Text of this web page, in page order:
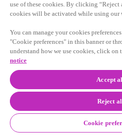
第III相
追跡調査の結
ルを追加し
肺がん（
しました。
use of these cookies. By clicking
cookies will be activated while using our
You can manage your cookies
"Cookie preferences" in this banner or
understand how we use cookies, click
notice
Accept
Reject
Cookie